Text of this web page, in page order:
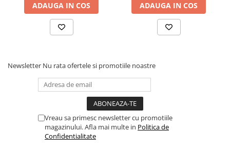
ADAUGA IN COS ADAUGA IN COS
Newsletter Nu rata ofertele si promotiile noastre
Vreau sa primesc newsletter cu promotiile
magazinului. Afla mai multe in Politica de
Confidentialitate